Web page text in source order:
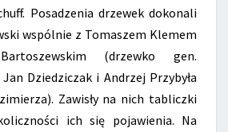
Posadzenia drzewek dokonali
wspólnie z Tomaszem Klemem
(drzewko gen.
Dziedziczak i Andrzej Przybyła
Zawisły na nich tabliczki
ich się pojawienia. Na